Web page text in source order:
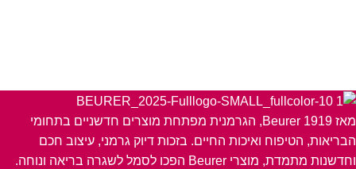
מאז 1919 Beurer, הגרמנית מפתחת מוצרים חדשניים בתחומי
הבריאות, הטיפוח ואיכות החיים. בזכות דיוק גרמני, עיצוב חכם
וחדשנות מתמדת, מוצרי Beurer הפכו לסמל לשגרה בריאה ונוחה.